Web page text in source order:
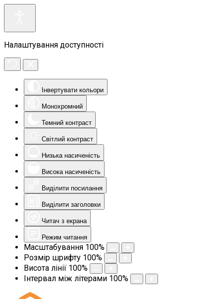
Налаштування доступності
Інвертувати кольори
Монохромний
Темний контраст
Світлий контраст
Низька насиченість
Висока насиченість
Виділити посилання
Виділити заголовки
Читач з екрана
Режим читання
Масштабування 100%
Розмір шрифту 100%
Висота лінії 100%
Інтервал між літерами 100%